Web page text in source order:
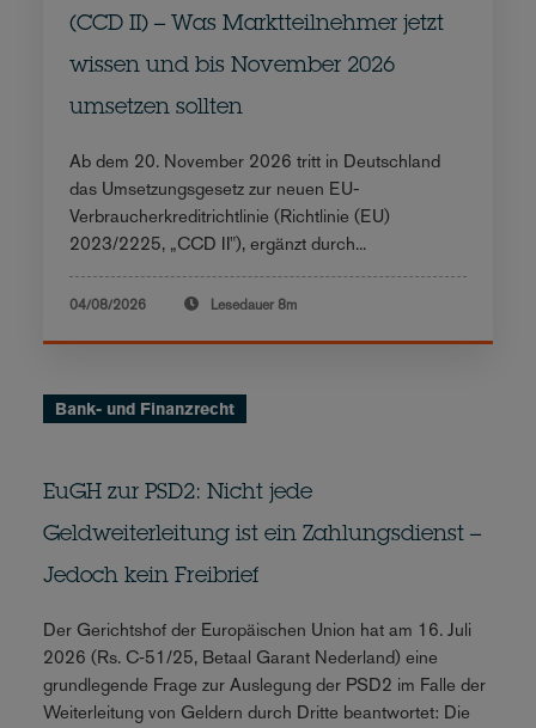
(CCD II) – Was Marktteilnehmer jetzt
wissen und bis November 2026
umsetzen sollten
Ab dem 20. November 2026 tritt in Deutschland
das Umsetzungsgesetz zur neuen EU-
Verbraucherkreditrichtlinie (Richtlinie (EU)
2023/2225, „CCD II"), ergänzt durch...
04/08/2026 Lesedauer 8m
Bank- und Finanzrecht
EuGH zur PSD2: Nicht jede
Geldweiterleitung ist ein Zahlungsdienst –
Jedoch kein Freibrief
Der Gerichtshof der Europäischen Union hat am 16. Juli
2026 (Rs. C‑51/25, Betaal Garant Nederland) eine
grundlegende Frage zur Auslegung der PSD2 im Falle der
Weiterleitung von Geldern durch Dritte beantwortet: Die